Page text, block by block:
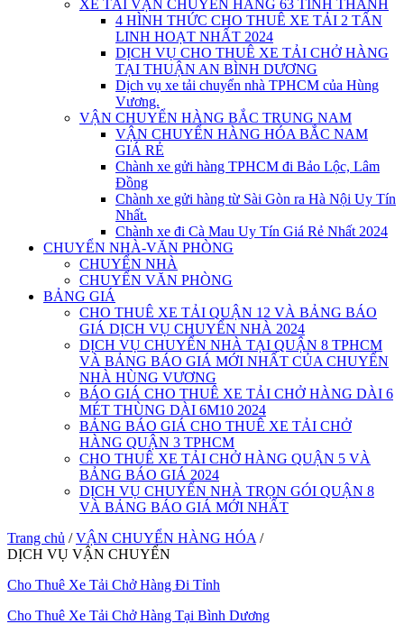
XE TẢI VẬN CHUYỂN HÀNG 63 TỈNH THÀNH
4 HÌNH THỨC CHO THUÊ XE TẢI 2 TẤN
LINH HOẠT NHẤT 2024
DỊCH VỤ CHO THUÊ XE TẢI CHỞ HÀNG
TẠI THUẬN AN BÌNH DƯƠNG
Dịch vụ xe tải chuyển nhà TPHCM của Hùng
Vương.
VẬN CHUYỂN HÀNG BẮC TRUNG NAM
VẬN CHUYỂN HÀNG HÓA BẮC NAM
GIÁ RẺ
Chành xe gửi hàng TPHCM đi Bảo Lộc, Lâm
Đồng
Chành xe gửi hàng từ Sài Gòn ra Hà Nội Uy Tín
Nhất.
Chành xe đi Cà Mau Uy Tín Giá Rẻ Nhất 2024
CHUYỂN NHÀ-VĂN PHÒNG
CHUYỂN NHÀ
CHUYỂN VĂN PHÒNG
BẢNG GIÁ
CHO THUÊ XE TẢI QUẬN 12 VÀ BẢNG BÁO
GIÁ DỊCH VỤ CHUYỂN NHÀ 2024
DỊCH VỤ CHUYỂN NHÀ TẠI QUẬN 8 TPHCM
VÀ BẢNG BÁO GIÁ MỚI NHẤT CỦA CHUYỂN
NHÀ HÙNG VƯƠNG
BÁO GIÁ CHO THUÊ XE TẢI CHỞ HÀNG DÀI 6
MÉT THÙNG DÀI 6M10 2024
BẢNG BÁO GIÁ CHO THUÊ XE TẢI CHỞ
HÀNG QUẬN 3 TPHCM
CHO THUÊ XE TẢI CHỞ HÀNG QUẬN 5 VÀ
BẢNG BÁO GIÁ 2024
DỊCH VỤ CHUYỂN NHÀ TRỌN GÓI QUẬN 8
VÀ BẢNG BÁO GIÁ MỚI NHẤT
Trang chủ / VẬN CHUYỂN HÀNG HÓA /
DỊCH VỤ VẬN CHUYỂN
Cho Thuê Xe Tải Chở Hàng Đi Tỉnh
Cho Thuê Xe Tải Chở Hàng Tại Bình Dương